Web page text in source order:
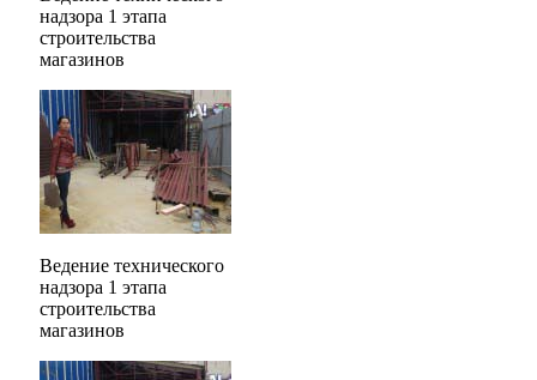
надзора 1 этапа
строительства
магазинов
Ведение технического
надзора 1 этапа
строительства
магазинов